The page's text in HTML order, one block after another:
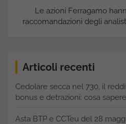
Le azioni Ferragamo
raccomandazioni degli
Articoli recenti
Cedolare secca nel 730, il
bonus e detrazioni: cosa
Asta BTP e CCTeu del 28